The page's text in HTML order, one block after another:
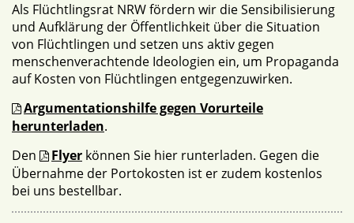
Als Flüchtlingsrat NRW fördern wir die Sensibilisierung
und Aufklärung der Öffentlichkeit über die Situation
von Flüchtlingen und setzen uns aktiv gegen
menschenverachtende Ideologien ein, um Propaganda
auf Kosten von Flüchtlingen entgegenzuwirken.
Argumentationshilfe gegen Vorurteile
herunterladen.
Den
Flyer können Sie hier runterladen. Gegen die
Übernahme der Portokosten ist er zudem kostenlos
bei uns bestellbar.